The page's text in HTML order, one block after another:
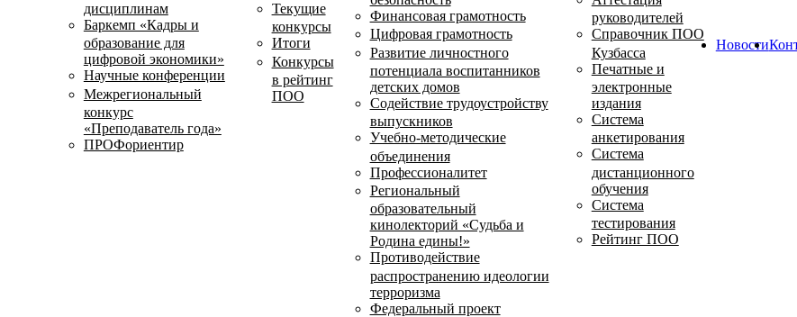
дисциплинам
Баркемп «Кадры и
образование для
цифровой экономики»
Научные конференции
Межрегиональный
конкурс
«Преподаватель года»
ПРОФориентир
Текущие
конкурсы
Итоги
Конкурсы
в рейтинг
ПОО
Финансовая грамотность
Цифровая грамотность
Развитие личностного
потенциала воспитанников
детских домов
Содействие трудоустройству
выпускников
Учебно-методические
объединения
Профессионалитет
Региональный
образовательный
кинолекторий «Судьба и
Родина едины!»
Противодействие
распространению идеологии
терроризма
Федеральный проект
руководителей
Справочник ПОО
Кузбасса
Печатные и
электронные
издания
Система
анкетирования
Система
дистанционного
обучения
Система
тестирования
Рейтинг ПОО
Новости